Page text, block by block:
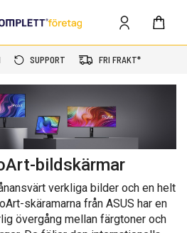
SUPPORT FRI FRAKT*
bildskärmar
verkliga bilder och en helt
skäramarna från ASUS har en
övergång mellan färgtoner och